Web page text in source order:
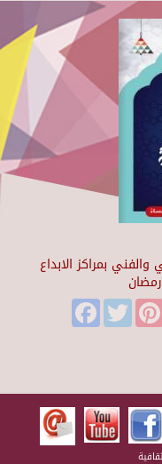
والفني بمراكز الابداع
Facebook